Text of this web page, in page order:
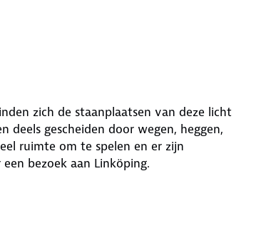
zich de staanplaatsen van deze licht
deels gescheiden door wegen, heggen,
ruimte om te spelen en er zijn
bezoek aan Linköping.